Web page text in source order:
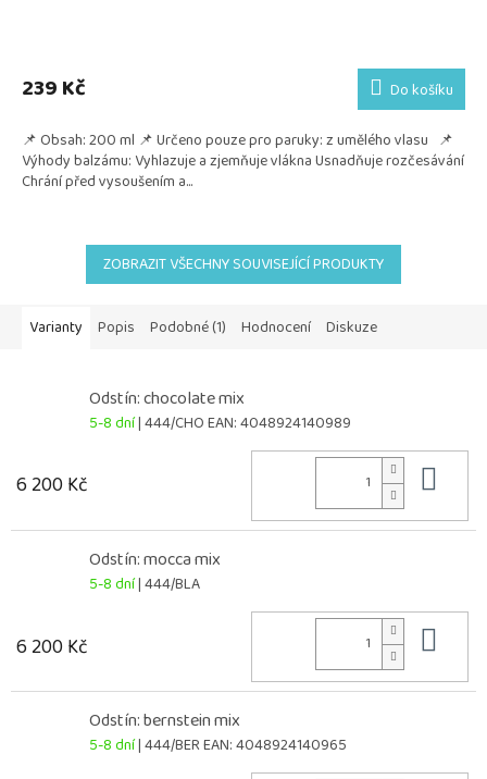
239 Kč Do košíku
📌 Obsah: 200 ml 📌 Určeno pouze pro paruky: z umělého vlasu 📌
Výhody balzámu: Vyhlazuje a zjemňuje vlákna Usnadňuje rozčesávání
Chrání před vysoušením a...
ZOBRAZIT VŠECHNY SOUVISEJÍCÍ PRODUKTY
Varianty Popis Podobné (1) Hodnocení Diskuze
Odstín: chocolate mix
5-8 dní| 444/CHOEAN:4048924140989
6 200 Kč
Odstín: mocca mix
5-8 dní| 444/BLA
6 200 Kč
Odstín: bernstein mix
5-8 dní| 444/BEREAN:4048924140965